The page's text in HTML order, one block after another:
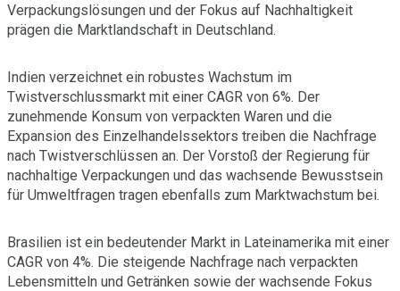
Verpackungslösungen und der Fokus auf Nachhaltigkeit
prägen die Marktlandschaft in Deutschland.
Indien verzeichnet ein robustes Wachstum im
Twistverschlussmarkt mit einer CAGR von 6%. Der
zunehmende Konsum von verpackten Waren und die
Expansion des Einzelhandelssektors treiben die Nachfrage
nach Twistverschlüssen an. Der Vorstoß der Regierung für
nachhaltige Verpackungen und das wachsende Bewusstsein
für Umweltfragen tragen ebenfalls zum Marktwachstum bei.
Brasilien ist ein bedeutender Markt in Lateinamerika mit einer
CAGR von 4%. Die steigende Nachfrage nach verpackten
Lebensmitteln und Getränken sowie der wachsende Fokus